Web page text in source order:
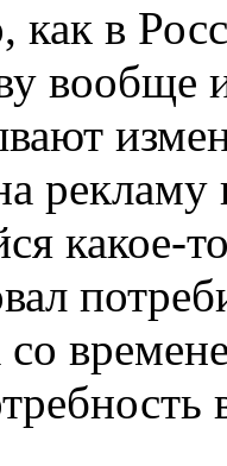
как в
вообще
рекламу
какое-
со